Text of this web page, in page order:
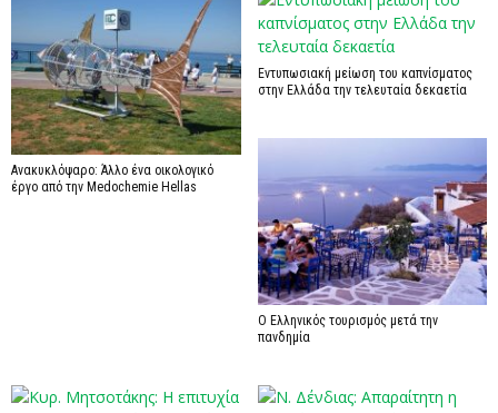
Ανακυκλόψαρο: Άλλο ένα οικολογικό
έργο από την Medochemie Hellas
Εντυπωσιακή μείωση του καπνίσματος
στην Ελλάδα την τελευταία δεκαετία
Ο Ελληνικός τουρισμός μετά την
πανδημία